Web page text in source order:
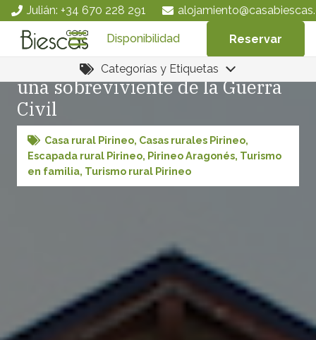
Julián: +34 670 228 291
Disponibilidad Reservar
Categorías y Etiquetas
La Iglesia Santa María de Gavín:
una sobreviviente de la Guerra
Civil
Casa rural Pirineo, Casas rurales Pirineo,
Escapada rural Pirineo, Pirineo Aragonés, Turismo
en familia, Turismo rural Pirineo